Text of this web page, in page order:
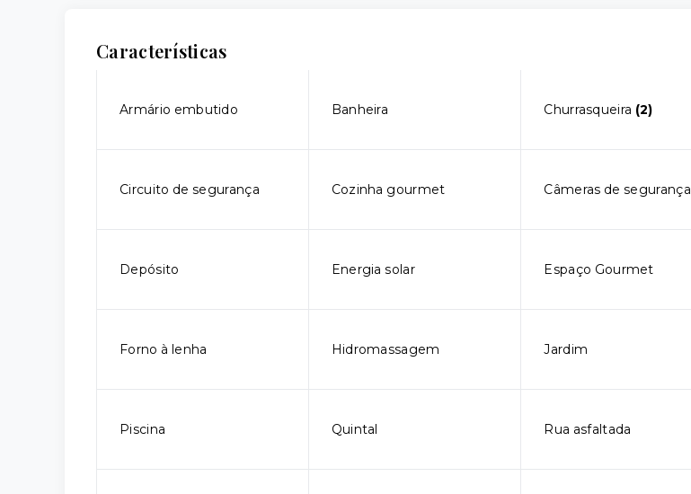
Características
Armário embutido Banheira Churrasqueira (2)
Circuito de segurança Cozinha gourmet Câmeras de segurança
Depósito Energia solar Espaço Gourmet
Forno à lenha Hidromassagem Jardim
Piscina Quintal Rua asfaltada